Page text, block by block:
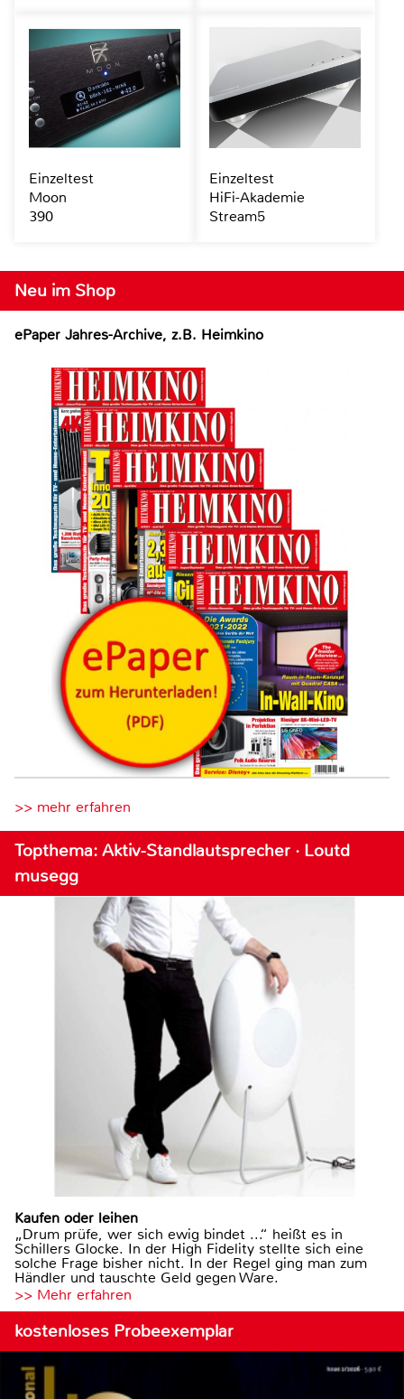
Neu im Shop
ePaper Jahres-Archive, z.B. Heimkino
>> mehr erfahren
Topthema: Aktiv-Standlautsprecher · Loutd
musegg
Kaufen oder leihen
„Drum prüfe, wer sich ewig bindet ...“ heißt es in
Schillers Glocke. In der High Fidelity stellte sich eine
solche Frage bisher nicht. In der Regel ging man zum
Händler und tauschte Geld gegen Ware.
>> Mehr erfahren
kostenloses Probeexemplar
Einzeltest
Moon
390
Einzeltest
HiFi-Akademie
Stream5